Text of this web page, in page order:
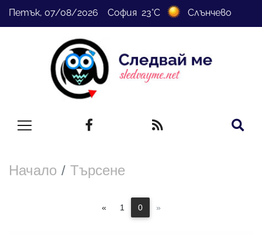
Петък, 07/08/2026 София 23°C Слънчево
Начало Търсене
« 1 0 »